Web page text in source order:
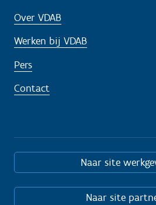
Over VDAB
Werken bij VDAB
Pers
Contact
Naar site
Naar site